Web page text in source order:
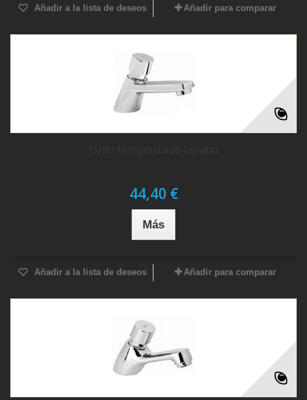
Añadir a la lista de deseos Añadir para comparar
44,40 €
Más
Añadir a la lista de deseos Añadir para comparar